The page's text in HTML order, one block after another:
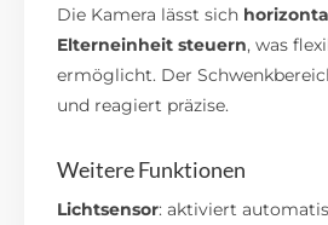
Die Kamera lässt sich
Elterneinheit steuern, was
ermöglicht. Der
und reagiert präzise.
Weitere Funktionen
Lichtsensor: aktiviert